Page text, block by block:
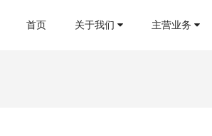
首页 关于我们 主营业务